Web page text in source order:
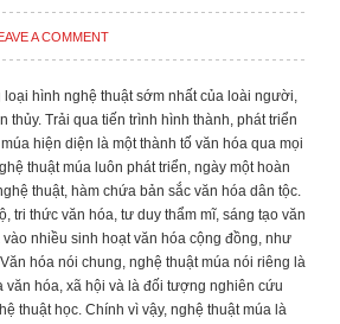
A COMMENT
loại hình nghệ thuật sớm nhất của loài người,
Trải qua tiến trình hình thành, phát triển
hiện diện là một thành tố văn hóa qua mọi
thuật múa luôn phát triển, ngày một hoàn
thuật, hàm chứa bản sắc văn hóa dân tộc.
tri thức văn hóa, tư duy thẩm mĩ, sáng tạo văn
nhiều sinh hoạt văn hóa cộng đồng, như
hóa nói chung, nghệ thuật múa nói riêng là
hóa, xã hội và là đối tượng nghiên cứu
thuật học. Chính vì vậy, nghệ thuật múa là